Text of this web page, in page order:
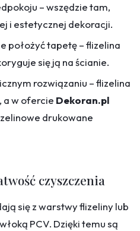
– wszędzie tam,
i estetycznej dekoracji.
położyć tapetę – flizelina
się ją na ścianie.
rozwiązaniu – flizelina
a w ofercie Dekoran.pl
drukowane
czyszczenia
się z warstwy flizeliny lub
PCV. Dzięki temu są